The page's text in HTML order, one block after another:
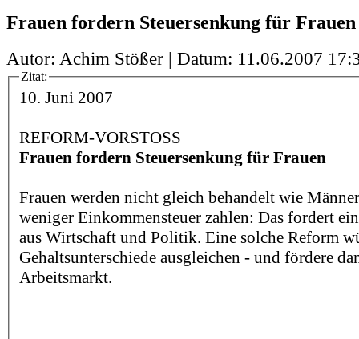
Frauen fordern Steuersenkung für Frauen
Autor: Achim Stößer | Datum: 11.06.2007
Zitat:
10. Juni 2007
REFORM-VORSTOSS
Frauen fordern Steuersenkung für Frauen
Frauen werden nicht gleich behandelt wie
weniger Einkommensteuer zahlen: Das fordert
aus Wirtschaft und Politik. Eine solche Reform
Gehaltsunterschiede ausgleichen - und fördere
Arbeitsmarkt.